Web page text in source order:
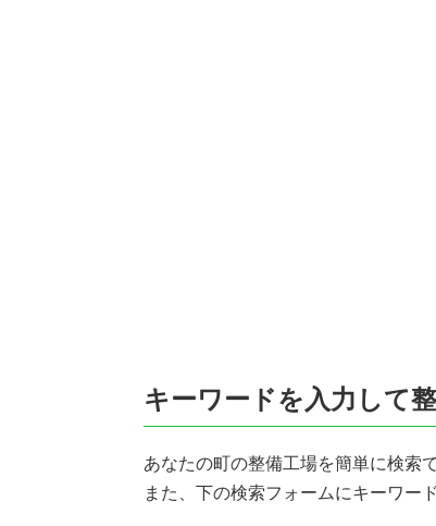
キーワードを入力して
あなたの町の整備工場を簡単に検索
また、下の検索フォームにキーワー